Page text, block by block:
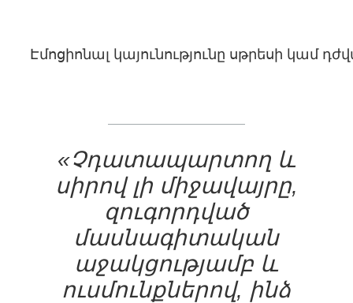
Էմոցիոնալ կայունությունը սթրեսի կամ
«Չդատապարտող և
սիրով լի միջավայրը,
զուգորդված
մասնագիտական
աջակցությամբ և
ուսմունքներով, ինձ